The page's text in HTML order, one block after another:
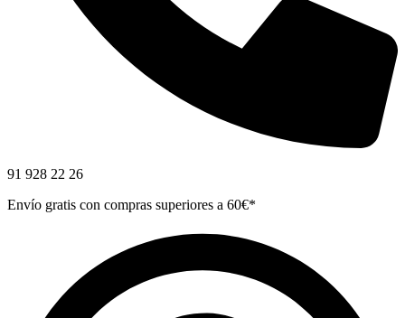
91 928 22 26
Envío gratis con compras superiores a 60€*